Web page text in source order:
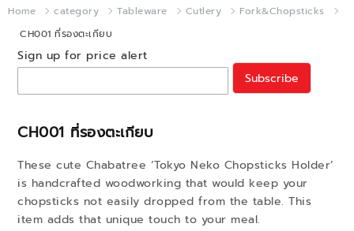
Home category Tableware Cutlery
Fork&Chopsticks
CH001 ที่รองตะเกียบ
CH001 ที่รองตะเกียบ
These cute Chabatree ‘Tokyo Neko Chopsticks Holder’
is handcrafted woodworking that would keep your
chopsticks not easily dropped from the table. This
item adds that unique touch to your meal.
Sign up for price alert
Subscribe